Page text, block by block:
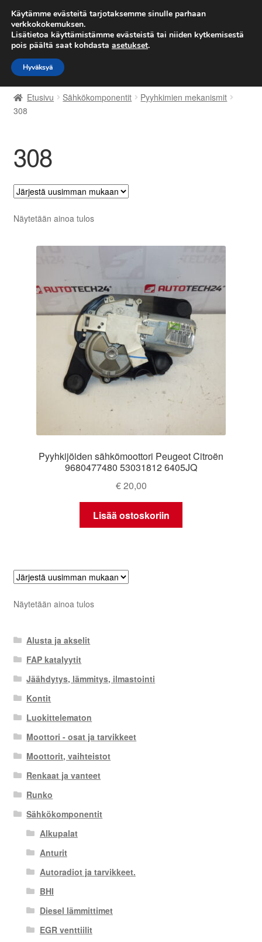
TOIMITUS alkaen 7 EUR
Siirry
navigointiin
Siirry
sisältöön
Etusivu
Kärry
Kuljetus
Maailmanlaajuinen toimitus
Ota yhteyttä
Reklamaatiomenettely
Tietosuojakäytäntö
Etusivu Sähkökomponentit
Pyyhkimien mekanismit
308
308
Näytetään ainoa tulos
Pyyhkijöiden sähkömoottori Peugeot Citroën
9680477480 53031812 6405JQ
€20,00
Lisää ostoskoriin
Näytetään ainoa tulos
Alusta ja akselit
FAP katalyytit
Jäähdytys, lämmitys, ilmastointi
Kontit
Luokittelematon
Moottori - osat ja tarvikkeet
Moottorit, vaihteistot
Renkaat ja vanteet
Runko
Sähkökomponentit
Alkupalat
Anturit
Autoradiot ja tarvikkeet.
BHI
Diesel lämmittimet
EGR venttiilit
Käytämme evästeitä tarjotaksemme sinulle parhaan
verkkokokemuksen.
Lisätietoa käyttämistämme evästeistä tai niiden kytkemisestä
pois päältä saat kohdasta asetukset.
Hyväksyä